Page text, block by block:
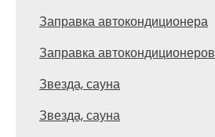
Заправка автокондиционера
Заправка автокондиционеров
Звезда, сауна
Звезда, сауна